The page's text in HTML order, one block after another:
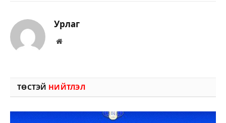
Урлаг
Вэбсайт
ТӨСТЭЙ НИЙТЛЭЛ